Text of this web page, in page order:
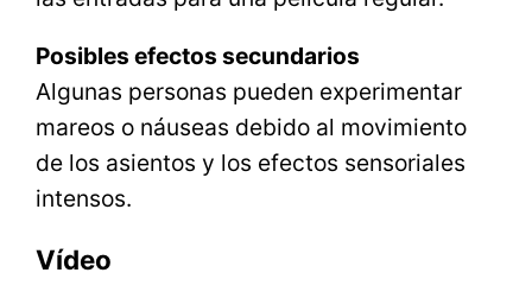
Posibles efectos secundarios
Algunas personas pueden experimentar
mareos o náuseas debido al movimiento
de los asientos y los efectos sensoriales
intensos.
Vídeo